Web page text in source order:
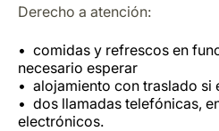
Derecho a atención:
comidas y refrescos en
necesario esperar
alojamiento con traslado si
dos llamadas telefónicas,
electrónicos.